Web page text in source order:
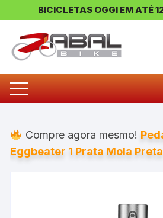
BICICLETAS OGGI EM ATÉ
Compre agora mesmo!
Eggbeater 1 Prata Mola Preta